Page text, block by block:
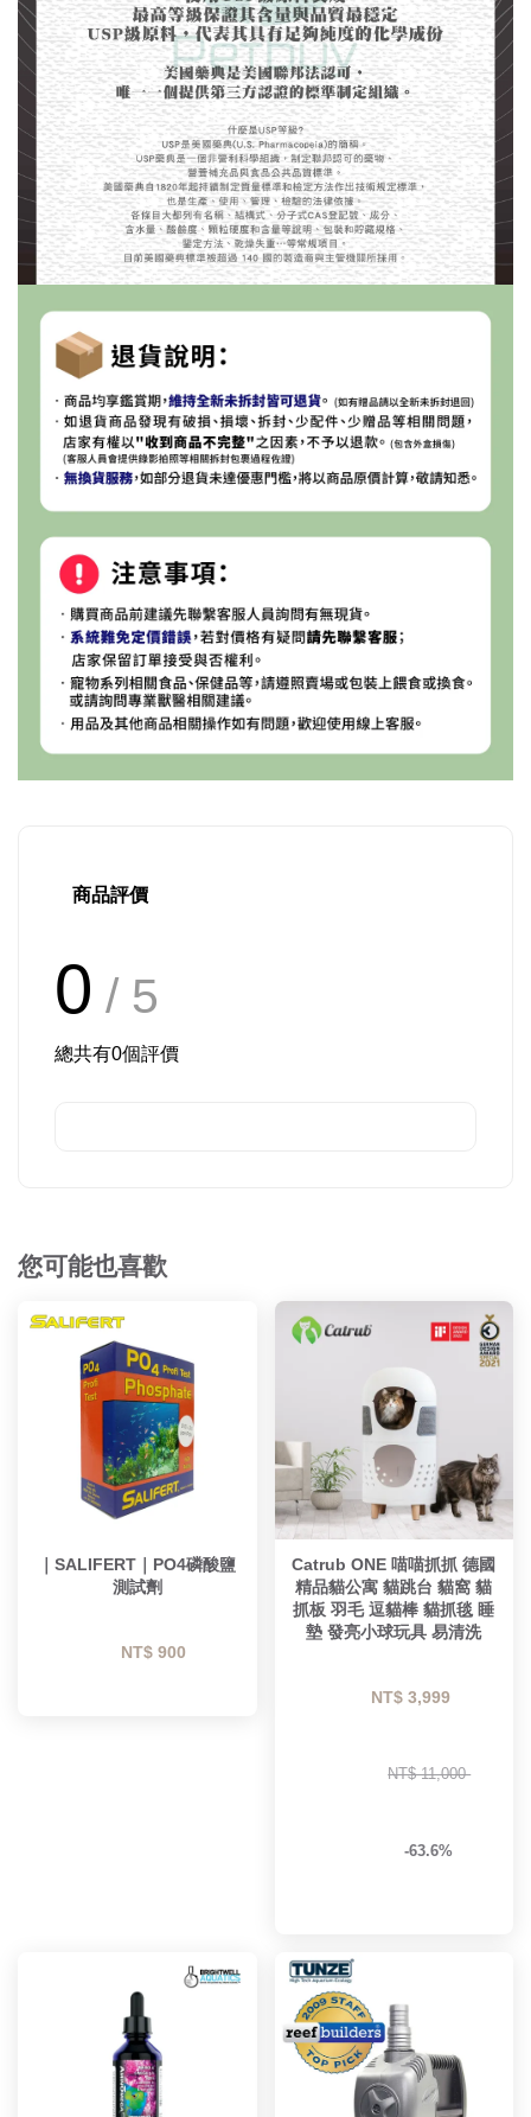
商品評價
0 / 5
總共有0個評價
您可能也喜歡
｜SALIFERT｜PO4磷酸鹽
測試劑
NT$ 900
Catrub ONE 喵喵抓抓 德國
精品貓公寓 貓跳台 貓窩 貓
抓板 羽毛 逗貓棒 貓抓毯 睡
墊 發亮小球玩具 易清洗
NT$ 3,999
NT$ 11,000
-63.6%